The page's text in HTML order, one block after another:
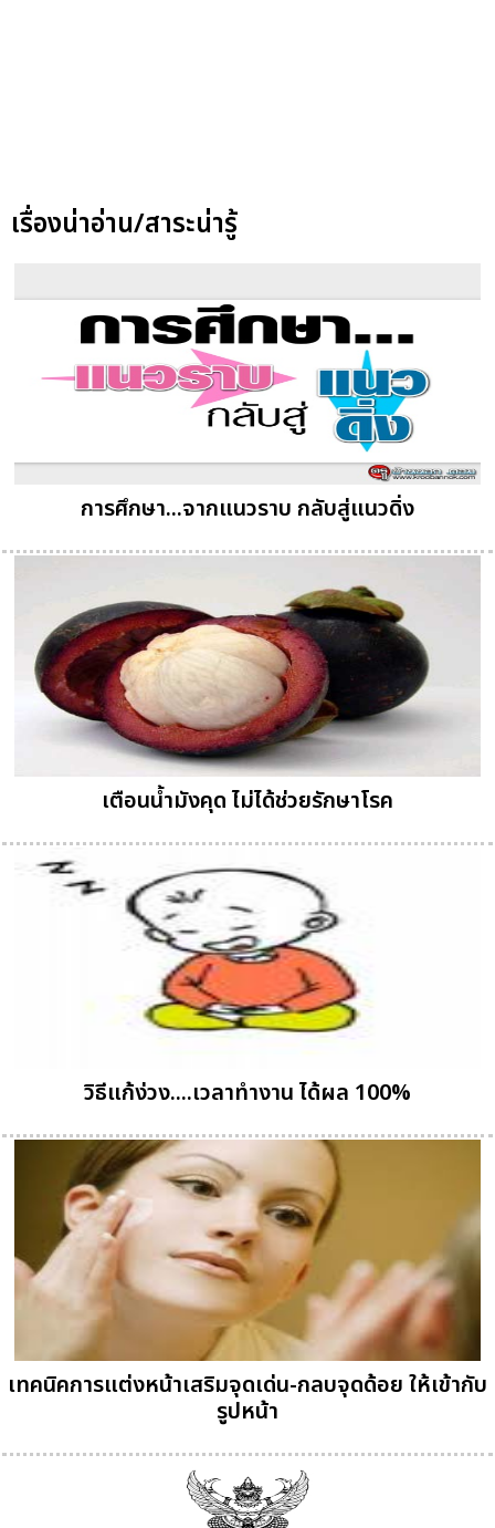
เรื่องน่าอ่าน/สาระน่ารู้
การศึกษา...จากแนวราบ กลับสู่แนวดิ่ง
เตือนน้ำมังคุด ไม่ได้ช่วยรักษาโรค
วิธีแก้ง่วง....เวลาทำงาน ได้ผล 100%
เทคนิคการแต่งหน้าเสริมจุดเด่น-กลบจุดด้อย ให้เข้ากับ
รูปหน้า